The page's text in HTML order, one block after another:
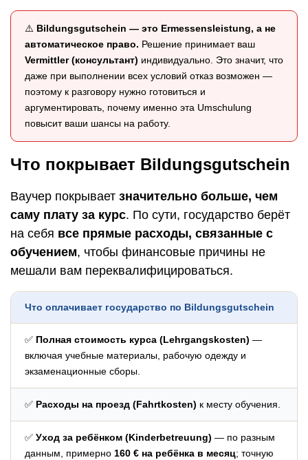
⚠️ Bildungsgutschein — это Ermessensleistung, а не
автоматическое право. Решение принимает ваш
Vermittler (консультант) индивидуально. Это значит, что
даже при выполнении всех условий отказ возможен —
поэтому к разговору нужно готовиться и
аргументировать, почему именно эта Umschulung
повысит ваши шансы на работу.
Что покрывает Bildungsgutschein
Ваучер покрывает значительно больше, чем
саму плату за курс. По сути, государство берёт
на себя все прямые расходы, связанные с
обучением, чтобы финансовые причины не
мешали вам переквалифицироваться.
Что оплачивает государство по Bildungsgutschein
✅ Полная стоимость курса (Lehrgangskosten) —
включая учебные материалы, рабочую одежду и
экзаменационные сборы.
✅ Расходы на проезд (Fahrtkosten) к месту обучения.
✅ Уход за ребёнком (Kinderbetreuung) — по разным
данным, примерно 160 € на ребёнка в месяц; точную